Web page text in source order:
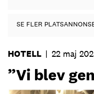
SE FLER
HOTELL | 22 maj
”Vi blev